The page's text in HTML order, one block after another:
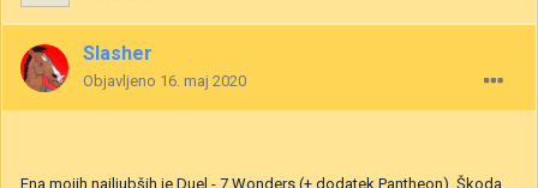
Slasher
Objavljeno 16. maj 2020
Ena mojih najljubših je Duel - 7 Wonders (+ dodatek Pantheon). Škoda